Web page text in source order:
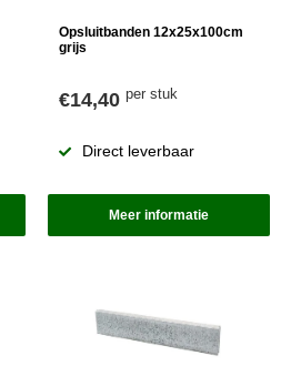
Opsluitbanden 12x25x100cm
grijs
€14,40per stuk
Direct leverbaar
Meer informatie